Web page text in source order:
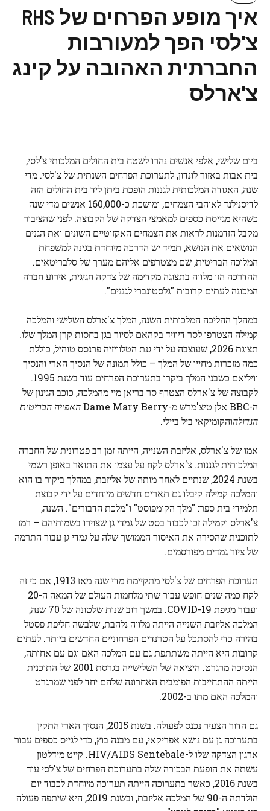
איך מופע הפרחים של RHS
צ'לסי הפך למעורבות
החברתית האהובה על קינג
צ'ארלס
ביום שלישי, אלפי אנשים נהרו לשטח בית החולים המלכותי צ'לסי,
בית אבות באזור לונדון, לתערוכת הפרחים השנתית של צ'לסי. מדי
שנה, האגודה המלכותית לגננות הופכת ביתן ליד בית החולים הזה
לדיסנילנד לאוהבי הצמחים, ומושכת כ-160,000 אנשים מדי שנה
כשהיא מגייסת כספים למאמצי הצדקה של הקבוצה. לפני שהציבור
מקבל הזדמנות לראות את הצמחים האקזוטיים השונים ואת הגנים
הנושאים את הנושא, תמיד יש הדרכה מיוחדת בגינה למשפחת
המלוכה הבריטית, שם מצטרפים אליהם מערך של סלבריטאים.
ההדרכה הזו מלווה בתצוגה מקדימה של צדקה חגיגית, אירוע חברה
המכונה לעתים קרובות "גלסטונברי לגננים".
במהלך ההליכה המלכותית השנה, המלך צ'ארלס השלישי והמלכה
קמילה הצטרפו לסר דיוויד בקהאם לסיור בגן בחסות קרן המלך שלו.
תצוגת 2026, שעוצבה על ידי גנת הטלוויזיה פרנסס טוהיל, כוללת
כמה מזכרות מחייו של המלך – כולל תמונה של הנסיך הארי והנסיך
וויליאם כשבני המלך ביקרו בתערוכת הפרחים עוד בשנת 1995.
לקבוצה של צ'ארלס הצטרף סר בריאן מיי מהמלכה, כוכב הגינון של
ה-BBC אלן טיצ'מרש מ-Dame Mary Berry
האפייה הבריטית
הגדולהוהקומיקאי ביל ביילי.
אמו של צ'ארלס, אליזבת השנייה, הייתה זמן רב פטרונית של החברה
המלכותית לגננות. צ'ארלס לקח על עצמו את התואר באופן רשמי
בשנת 2024, שנתיים לאחר מותה של אליזבת, במהלך ביקור בו הוא
והמלכה קמילה קיבלו גם תארים חדשים מיוחדים על ידי קבוצת
תלמידי בית ספר: "מלך הקומפוסט" ו"מלכת הדבורים". השנה,
צ'ארלס וקמילה זכו לכבוד בסט של גמדי גן שצוירו בשמותיהם – רמז
לתוכנית שהסירה את האיסור הממושך שלה על גמדי גן עבור התרמה
של ציור גמדים מפורסמים.
תערוכת הפרחים של צ'לסי מתקיימת מדי שנה מאז 1913, אם כי זה
לקח כמה שנים חופש עבור שתי מלחמות העולם של המאה ה-20
ועבור מגיפת COVID-19. במשך רוב שנות שלטונה של 70 שנה,
המלכה אליזבת השנייה הייתה מלווה נלהבת, שלבשה חליפת פסטל
בהירה כדי להסתכל על הטרנדים הפרחוניים החדשים ביותר. לעתים
קרובות היא הייתה משתתפת גם עם המלכה האם וגם עם אחותה,
הנסיכה מרגרט. היציאה של השלישייה בגרסת 2001 של התוכנית
הייתה ההתחייבות הפומבית האחרונה שלהם יחד לפני שמרגרט
והמלכה האם מתו ב-2002.
גם הדור הצעיר נכנס לפעולה. בשנת 2015, הנסיך הארי התקין
בתערוכה גן עם נושא אפריקאי, עם מבנה בוץ, כדי לגייס כספים עבור
ארגון הצדקה שלו ל-HIV/AIDS Sentebale. קייט מידלטון
עשתה את הופעת הבכורה שלה בתערוכת הפרחים של צ'לסי עוד
בשנת 2016, כאשר בתערוכה הייתה תערוכה מיוחדת לכבוד יום
הולדתה ה-90 של המלכה אליזבת, ובשנת 2019, היא שיתפה פעולה